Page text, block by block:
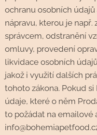
ochranu osobních
nápravu, kterou je
správcem, odstranění
omluvy, provedení
likvidace osobních
jakož i využití dalších
tohoto zákona. Pokud
údaje, které o něm
to požádat na emailové